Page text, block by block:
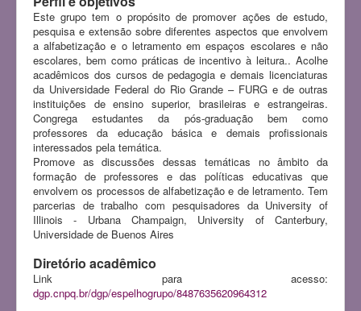
Este grupo tem o propósito de promover ações de estudo,
pesquisa e extensão sobre diferentes aspectos que envolvem
a alfabetização e o letramento em espaços escolares e não
escolares, bem como práticas de incentivo à leitura.. Acolhe
acadêmicos dos cursos de pedagogia e demais licenciaturas
da Universidade Federal do Rio Grande – FURG e de outras
instituições de ensino superior, brasileiras e estrangeiras.
Congrega estudantes da pós-graduação bem como
professores da educação básica e demais profissionais
interessados pela temática.
Promove as discussões dessas temáticas no âmbito da
formação de professores e das políticas educativas que
envolvem os processos de alfabetização e de letramento. Tem
parcerias de trabalho com pesquisadores da University of
Illinois - Urbana Champaign, University of Canterbury,
Universidade de Buenos Aires
Diretório acadêmico
Link para acesso:
dgp.cnpq.br/dgp/espelhogrupo/8487635620964312